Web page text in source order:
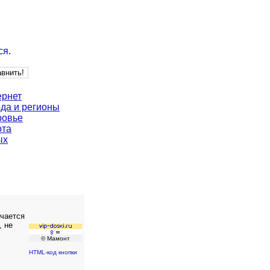
.
и регионы
© Мамонт
HTML-код кнопки
не